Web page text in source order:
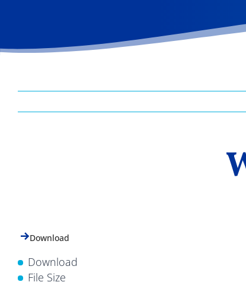
Download
Download
File Size